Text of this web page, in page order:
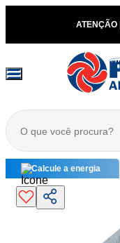
ATENÇÃO |
Calcule a energia